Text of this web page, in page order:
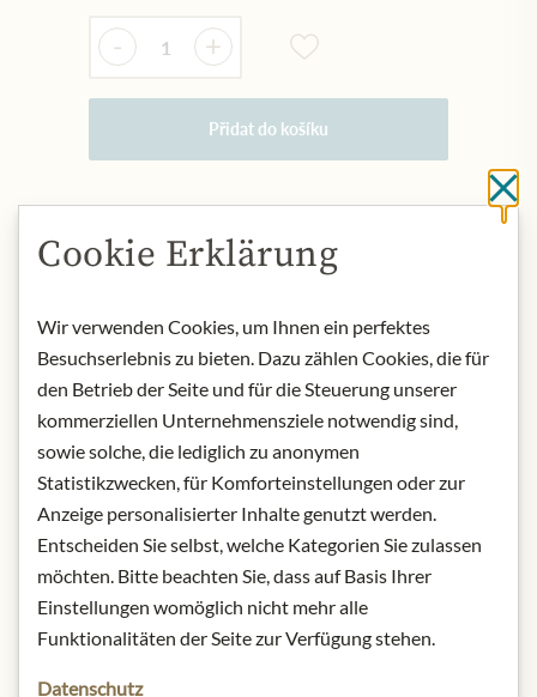
Množství
- +
Přidat do košíku
Art.Nr.:316694#1.000
Each honey is a sweet reflection of
the region where it is harvested. The
diversity of nectars from various
plants yields a richness of up to 200
different components, including
sugars, pollen, minerals, proteins,
enzymes, amino acids, vitamins, color,
and flavor compounds. This
complexity makes honey a true elixir
of life.
Cookie Erklärung
Wir verwenden Cookies, um Ihnen ein perfektes
Besuchserlebnis zu bieten. Dazu zählen Cookies, die für
den Betrieb der Seite und für die Steuerung unserer
kommerziellen Unternehmensziele notwendig sind,
sowie solche, die lediglich zu anonymen
Statistikzwecken, für Komforteinstellungen oder zur
Anzeige personalisierter Inhalte genutzt werden.
Entscheiden Sie selbst, welche Kategorien Sie zulassen
möchten. Bitte beachten Sie, dass auf Basis Ihrer
Einstellungen womöglich nicht mehr alle
Funktionalitäten der Seite zur Verfügung stehen.
Datenschutz